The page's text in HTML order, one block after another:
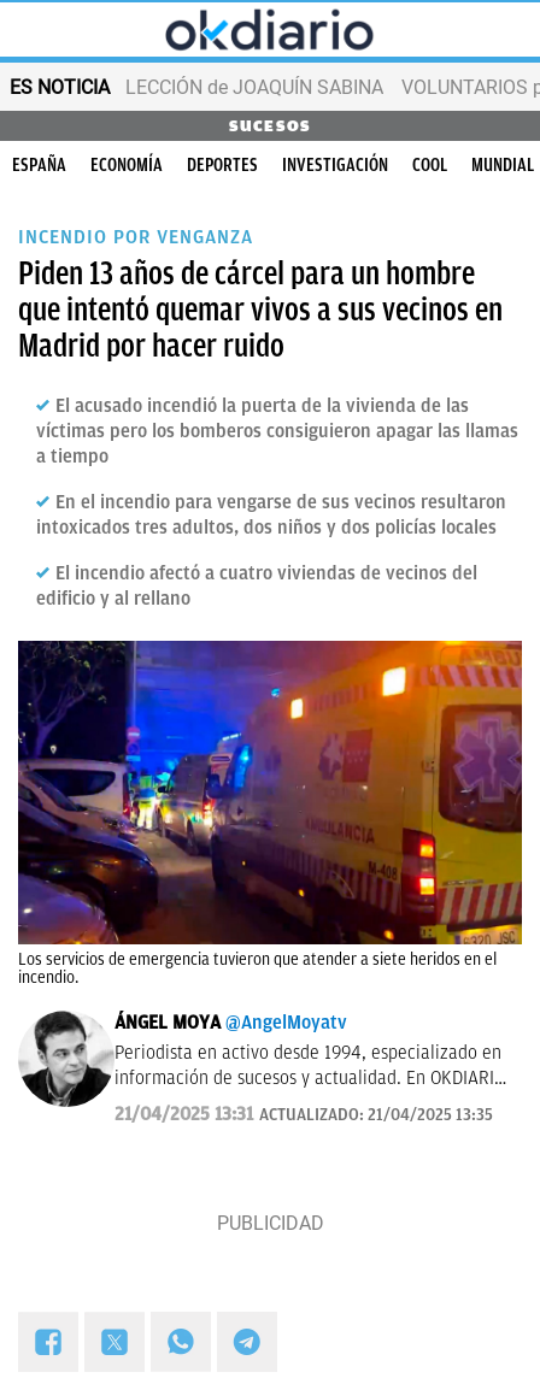
ES NOTICIA LECCIÓN de JOAQUÍN SABINA VOLUNTARIOS
SUCESOS
ESPAÑA ECONOMÍA DEPORTES INVESTIGACIÓN COOL MUNDIAL
INCENDIO POR VENGANZA
Piden 13 años de cárcel para un hombre
que intentó quemar vivos a sus vecinos en
Madrid por hacer ruido
El acusado incendió la puerta de la vivienda de las
víctimas pero los bomberos consiguieron apagar las llamas
a tiempo
En el incendio para vengarse de sus vecinos resultaron
intoxicados tres adultos, dos niños y dos policías locales
El incendio afectó a cuatro viviendas de vecinos del
edificio y al rellano
Los servicios de emergencia tuvieron que atender a siete heridos en el
incendio.
ÁNGEL MOYA @AngelMoyatv
Periodista en activo desde 1994, especializado en
información de sucesos y actualidad. En OKDIARIO
desde el año 2018. Fui redactor del Diario de Las
Palmas, pasé por los Informativos de Telecinco, me
hasta el año 2019 y desde entonces colaboro con
libros "Los reyes latinos", "Red de mentiras" y "Tras
el muro".
21/04/2025 13:31 ACTUALIZADO: 21/04/2025 13:35